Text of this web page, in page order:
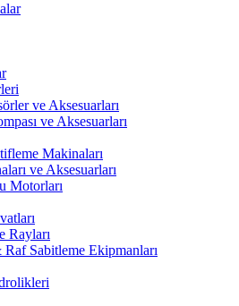
ve Aksesuarları
ve Aksesuarları
Makinaları
ve Aksesuarları
Motorları
Rayları
Sabitleme Ekipmanları